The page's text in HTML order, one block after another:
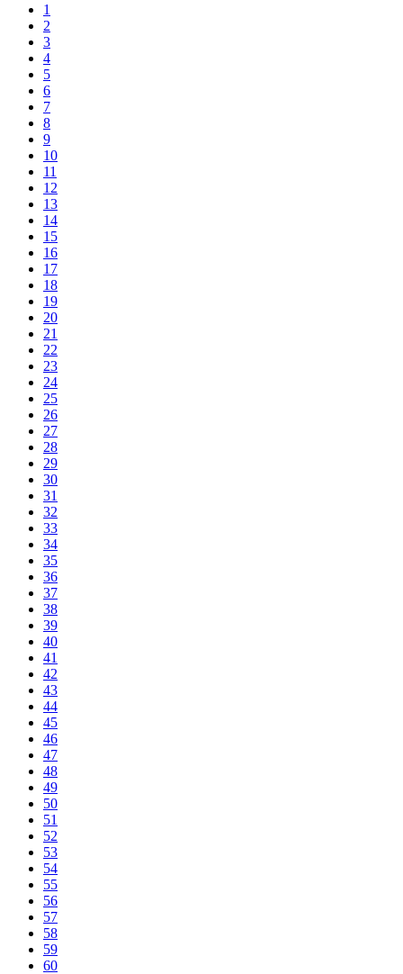
1
2
3
4
5
6
7
8
9
10
11
12
13
14
15
16
17
18
19
20
21
22
23
24
25
26
27
28
29
30
31
32
33
34
35
36
37
38
39
40
41
42
43
44
45
46
47
48
49
50
51
52
53
54
55
56
57
58
59
60